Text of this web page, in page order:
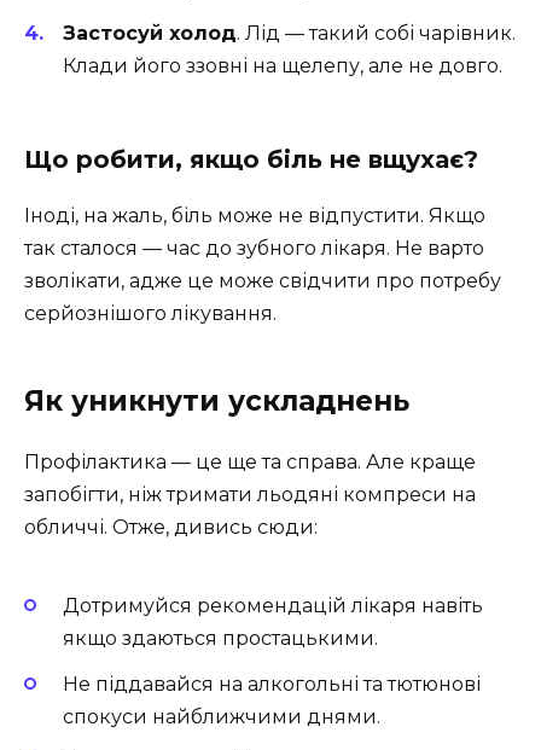
Застосуй холод. Лід — такий собі чарівник.
Клади його ззовні на щелепу, але не довго.
Що робити, якщо біль не вщухає?
Іноді, на жаль, біль може не відпустити. Якщо
так сталося — час до зубного лікаря. Не варто
зволікати, адже це може свідчити про потребу
серйознішого лікування.
Як уникнути ускладнень
Профілактика — це ще та справа. Але краще
запобігти, ніж тримати льодяні компреси на
обличчі. Отже, дивись сюди:
Дотримуйся рекомендацій лікаря навіть
якщо здаються простацькими.
Не піддавайся на алкогольні та тютюнові
спокуси найближчими днями.